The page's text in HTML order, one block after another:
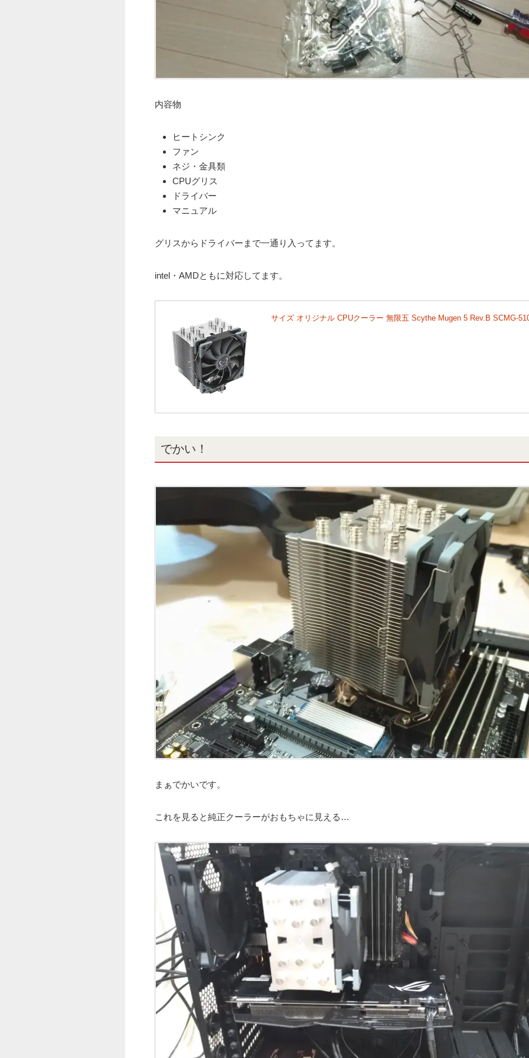
内容物
ヒートシンク
ファン
ネジ・金具類
CPUグリス
ドライバー
マニュアル
グリスからドライバーまで一通り入ってます。
intel・AMDともに対応してます。
サイズ オリジナル CPUクーラー 無限五 Scythe Mugen 5 Rev.B SCMG-
でかい！
まぁでかいです。
これを見ると純正クーラーがおもちゃに見える…